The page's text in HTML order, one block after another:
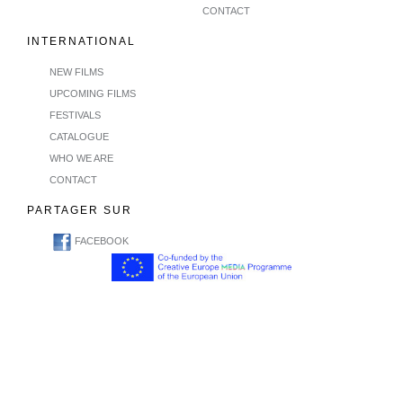
CONTACT
INTERNATIONAL
NEW FILMS
UPCOMING FILMS
FESTIVALS
CATALOGUE
WHO WE ARE
CONTACT
PARTAGER SUR
FACEBOOK